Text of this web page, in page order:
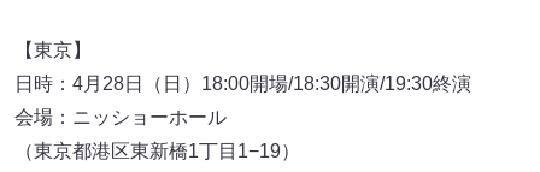
【東京】
日時：4月28日（日）18:00開場/18:30開演/19:30終演
会場：ニッショーホール
（東京都港区東新橋1丁目1−19）